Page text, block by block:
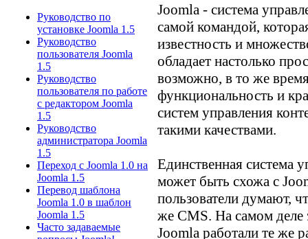
Руководство по
установке Joomla 1.5
Руководство
пользователя Joomla
1.5
Руководство
пользователя по работе
с редактором Joomla
1.5
Руководство
администратора Joomla
1.5
Переход с Joomla 1.0 на
Joomla 1.5
Перевод шаблона
Joomla 1.0 в шаблон
Joomla 1.5
Часто задаваемые
Joomla - система
самой командой,
известность и
обладает настолько
возможно, в то же
функциональность и
систем управления
такими качествами.
Единственная система
может быть схожа с
пользователи думают,
же CMS. На самом деле
Joomla работали те же